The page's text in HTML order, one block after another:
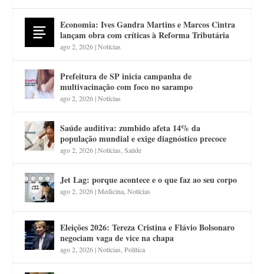
Economia: Ives Gandra Martins e Marcos Cintra
lançam obra com críticas à Reforma Tributária
ago 2, 2026|Notícias
Prefeitura de SP inicia campanha de
multivacinação com foco no sarampo
ago 2, 2026|Notícias
Saúde auditiva: zumbido afeta 14% da
população mundial e exige diagnóstico precoce
ago 2, 2026|Notícias ,Saúde
Jet Lag: porque acontece e o que faz ao seu corpo
ago 2, 2026|Medicina ,Notícias
Eleições 2026: Tereza Cristina e Flávio Bolsonaro
negociam vaga de vice na chapa
ago 2, 2026|Notícias ,Política